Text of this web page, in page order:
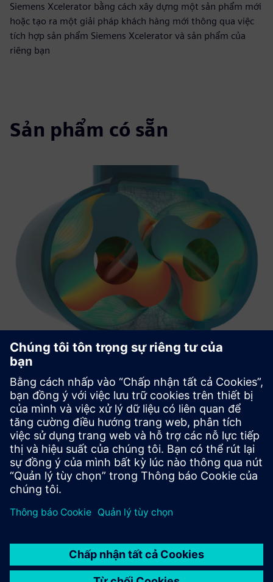
Siemens Xcelerator bằng cách xây dựng một sản phẩm mới
hoặc tạo ra một giải pháp khách hàng mới thông qua việc
tích hợp sản phẩm Siemens Xcelerator và sản phẩm của
riêng bạn
Sản phẩm có sẵn
TwinMesh™ | Reliable CFD
simulation for rotary PD machines
TwinMesh™ và Simcenter STAR-CCM+ cho phép mô phỏng
CFD hiệu quả cho các máy quay PD như máy cuộn, vít, cánh
gạt, bánh răng và máy bơm chân không.
Tìm hiểu thêm